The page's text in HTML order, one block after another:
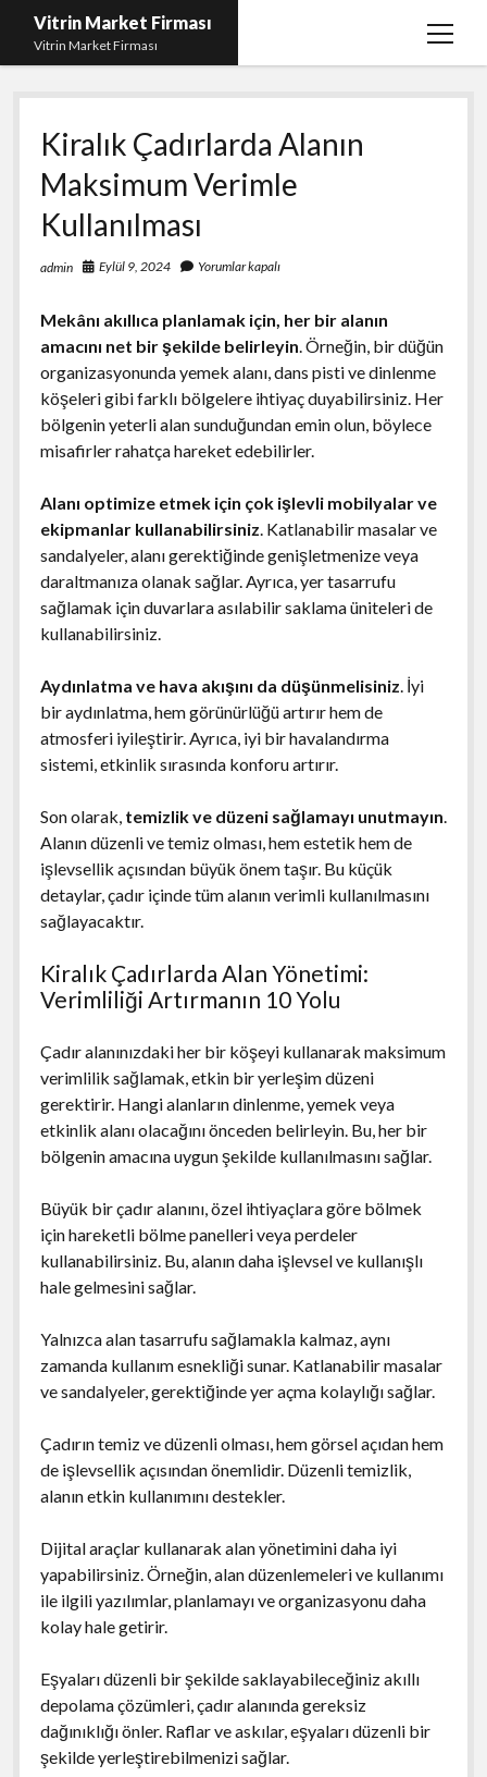
Vitrin Market Firması
Vitrin Market Firması
menüyü
En İyi Tumblr Takipçi Hilesi
iPhone için Instagram Gizli Hesap Görme
Liste
Reels Beğeni Yükleme Hilesi
Retweet Atma Hilesi Bedava
Kiralık Çadırlarda Alanın
Maksimum Verimle
Kullanılması
admin Eylül 9, 2024 Yorumlar kapalı
Mekânı akıllıca planlamak için, her bir alanın
amacını net bir şekilde belirleyin. Örneğin, bir düğün
organizasyonunda yemek alanı, dans pisti ve dinlenme
köşeleri gibi farklı bölgelere ihtiyaç duyabilirsiniz. Her
bölgenin yeterli alan sunduğundan emin olun, böylece
misafirler rahatça hareket edebilirler.
Alanı optimize etmek için çok işlevli mobilyalar ve
ekipmanlar kullanabilirsiniz. Katlanabilir masalar ve
sandalyeler, alanı gerektiğinde genişletmenize veya
daraltmanıza olanak sağlar. Ayrıca, yer tasarrufu
sağlamak için duvarlara asılabilir saklama üniteleri de
kullanabilirsiniz.
Aydınlatma ve hava akışını da düşünmelisiniz. İyi
bir aydınlatma, hem görünürlüğü artırır hem de
atmosferi iyileştirir. Ayrıca, iyi bir havalandırma
sistemi, etkinlik sırasında konforu artırır.
Son olarak, temizlik ve düzeni sağlamayı unutmayın.
Alanın düzenli ve temiz olması, hem estetik hem de
işlevsellik açısından büyük önem taşır. Bu küçük
detaylar, çadır içinde tüm alanın verimli kullanılmasını
sağlayacaktır.
Kiralık Çadırlarda Alan Yönetimi:
Verimliliği Artırmanın 10 Yolu
Çadır alanınızdaki her bir köşeyi kullanarak maksimum
verimlilik sağlamak, etkin bir yerleşim düzeni
gerektirir. Hangi alanların dinlenme, yemek veya
etkinlik alanı olacağını önceden belirleyin. Bu, her bir
bölgenin amacına uygun şekilde kullanılmasını sağlar.
Büyük bir çadır alanını, özel ihtiyaçlara göre bölmek
için hareketli bölme panelleri veya perdeler
kullanabilirsiniz. Bu, alanın daha işlevsel ve kullanışlı
hale gelmesini sağlar.
Yalnızca alan tasarrufu sağlamakla kalmaz, aynı
zamanda kullanım esnekliği sunar. Katlanabilir masalar
ve sandalyeler, gerektiğinde yer açma kolaylığı sağlar.
Çadırın temiz ve düzenli olması, hem görsel açıdan hem
de işlevsellik açısından önemlidir. Düzenli temizlik,
alanın etkin kullanımını destekler.
Dijital araçlar kullanarak alan yönetimini daha iyi
yapabilirsiniz. Örneğin, alan düzenlemeleri ve kullanımı
ile ilgili yazılımlar, planlamayı ve organizasyonu daha
kolay hale getirir.
Eşyaları düzenli bir şekilde saklayabileceğiniz akıllı
depolama çözümleri, çadır alanında gereksiz
dağınıklığı önler. Raflar ve askılar, eşyaları düzenli bir
şekilde yerleştirebilmenizi sağlar.